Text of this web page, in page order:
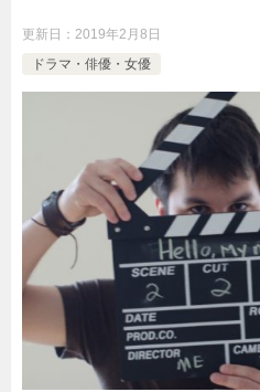
更新日： 2019年2月8日
ドラマ・俳優・女優